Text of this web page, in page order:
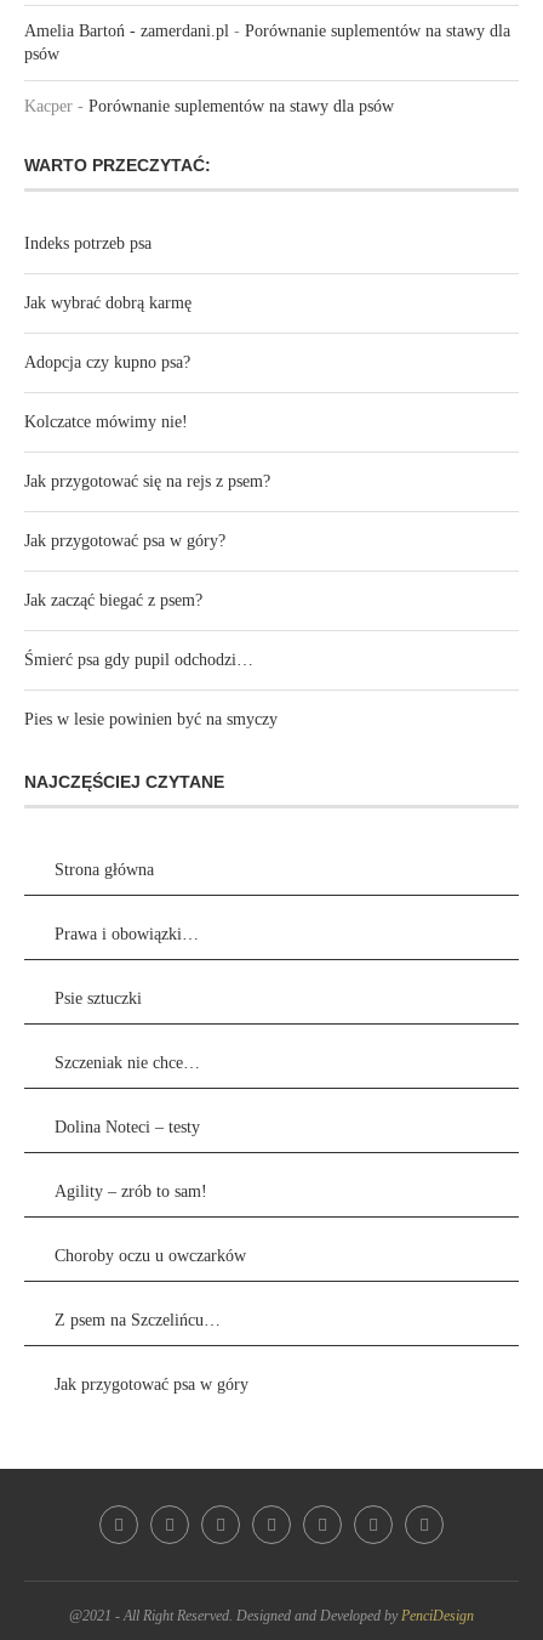
Amelia Bartoń - zamerdani.pl - Porównanie suplementów na stawy dla
psów
Kacper - Porównanie suplementów na stawy dla psów
WARTO PRZECZYTAĆ:
Indeks potrzeb psa
Jak wybrać dobrą karmę
Adopcja czy kupno psa?
Kolczatce mówimy nie!
Jak przygotować się na rejs z psem?
Jak przygotować psa w góry?
Jak zacząć biegać z psem?
Śmierć psa gdy pupil odchodzi…
Pies w lesie powinien być na smyczy
NAJCZĘŚCIEJ CZYTANE
Strona główna
Prawa i obowiązki…
Psie sztuczki
Szczeniak nie chce…
Dolina Noteci – testy
Agility – zrób to sam!
Choroby oczu u owczarków
Z psem na Szczelińcu…
Jak przygotować psa w góry
@2021 - All Right Reserved. Designed and Developed by PenciDesign